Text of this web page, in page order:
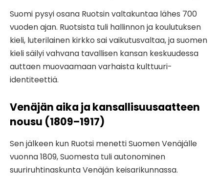
Suomi pysyi osana Ruotsin valtakuntaa lähes 700
vuoden ajan. Ruotsista tuli hallinnon ja koulutuksen
kieli, luterilainen kirkko sai vaikutusvaltaa, ja suomen
kieli säilyi vahvana tavallisen kansan keskuudessa
auttaen muovaamaan varhaista kulttuuri-
identiteettiä.
Venäjän aika ja kansallisuusaatteen
nousu (1809–1917)
Sen jälkeen kun Ruotsi menetti Suomen Venäjälle
vuonna 1809, Suomesta tuli autonominen
suuriruhtinaskunta Venäjän keisarikunnassa.